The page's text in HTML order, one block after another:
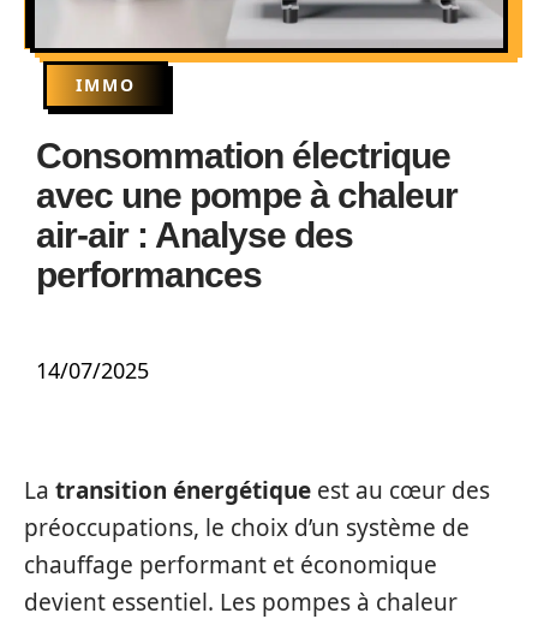
IMMO
Consommation électrique
avec une pompe à chaleur
air-air : Analyse des
performances
14/07/2025
La transition énergétique est au cœur des
préoccupations, le choix d’un système de
chauffage performant et économique
devient essentiel. Les pompes à chaleur